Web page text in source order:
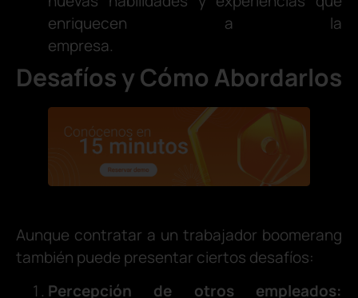
enriquecen a la
empresa.
Desafíos y Cómo Abordarlos
Aunque contratar a un trabajador boomerang
también puede presentar ciertos desafíos:
Percepción de otros empleados: